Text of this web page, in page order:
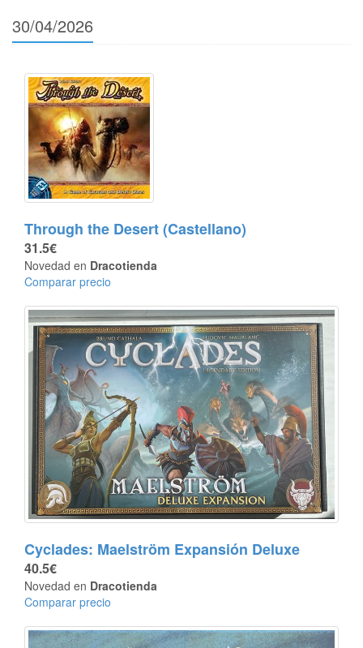
30/04/2026
Through the Desert (Castellano)
31.5€
Novedad en Dracotienda
Comparar precio
Cyclades: Maelström Expansión Deluxe
40.5€
Novedad en Dracotienda
Comparar precio